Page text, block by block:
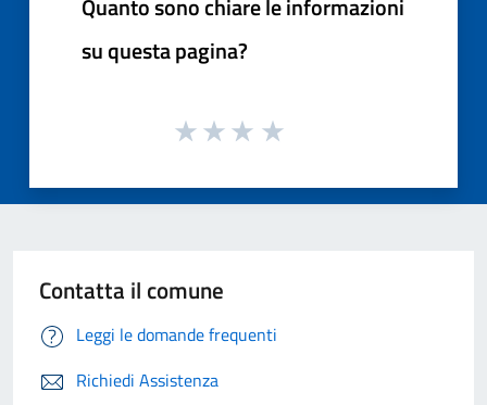
Quanto sono chiare le informazioni
su questa pagina?
Contatta il comune
Leggi le domande frequenti
Richiedi Assistenza